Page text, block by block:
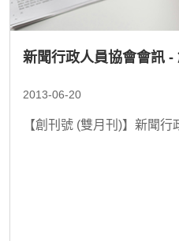
新聞行政人員協會會訊 -
2013-06-20
【創刊號 (雙月刊)】新聞